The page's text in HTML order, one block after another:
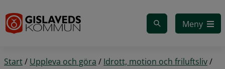
Meny
Start/ Uppleva och göra / Idrott, motion och friluftsliv/